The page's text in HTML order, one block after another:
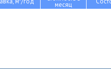
месяц